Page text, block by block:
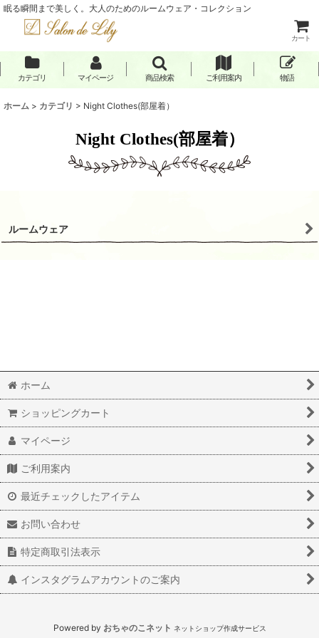
眠る瞬間まで美しく。大人のためのルームウェア・コレクション
カート
カテゴリ マイページ 商品検索 ご利用案内 物語
ホーム > カテゴリ > Night Clothes(部屋着）
Night Clothes(部屋着）
ルームウェア
ホーム
ショッピングカート
マイページ
ご利用案内
最近チェックしたアイテム
お問い合わせ
特定商取引法表示
インスタグラムアカウントのご案内
Powered by おちゃのこネット ネットショップ作成サービス